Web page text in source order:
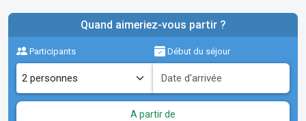
Quand aimeriez-vous partir ?
Participants Début du séjour
A partir de